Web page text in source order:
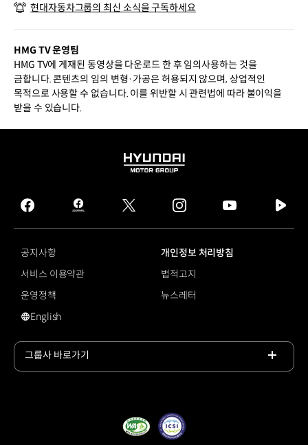
현대자동차그룹의 최신 소식을 구독하세요
HMG TV 운영팀
HMG TV에 게재된 동영상을 다운로드 한 후 임의사용하는 것을
금합니다. 콘텐츠의 임의 변형·가공은 허용되지 않으며, 상업적인
목적으로 사용할 수 없습니다. 이를 위반할 시 관련법에 따라 불이익을
받을 수 있습니다.
HYUNDAI
GROUP
facebook
hmg
journal
twitter instagram
tv
공지사항
개인정보 처리방침
서비스 이용약관
법적고지
운영정책
뉴스레터
영문 사이트로 이동
English
그룹사 바로가기